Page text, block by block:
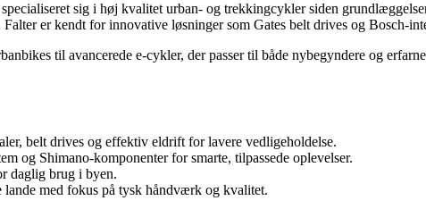
sig i høj kvalitet urban- og trekkingcykler siden
er kendt for innovative løsninger som Gates belt drives og Bosch-
til avancerede e-cykler, der passer til både nybegyndere og
belt drives og effektiv eldrift for lavere vedligeholdelse.
og Shimano-komponenter for smarte, tilpassede oplevelser.
daglig brug i byen.
lande med fokus på tysk håndværk og kvalitet.